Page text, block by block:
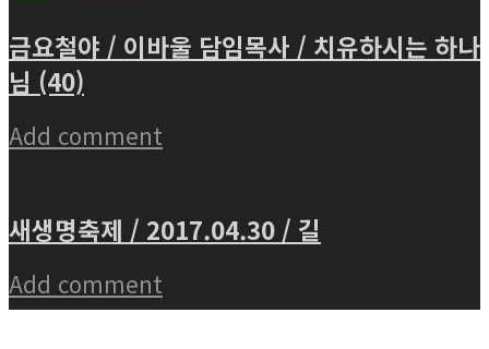
금요철야 / 이바울 담임목사 / 치유하시는 하나
님 (40)
Add comment
새생명축제 / 2017.04.30 / 길
Add comment